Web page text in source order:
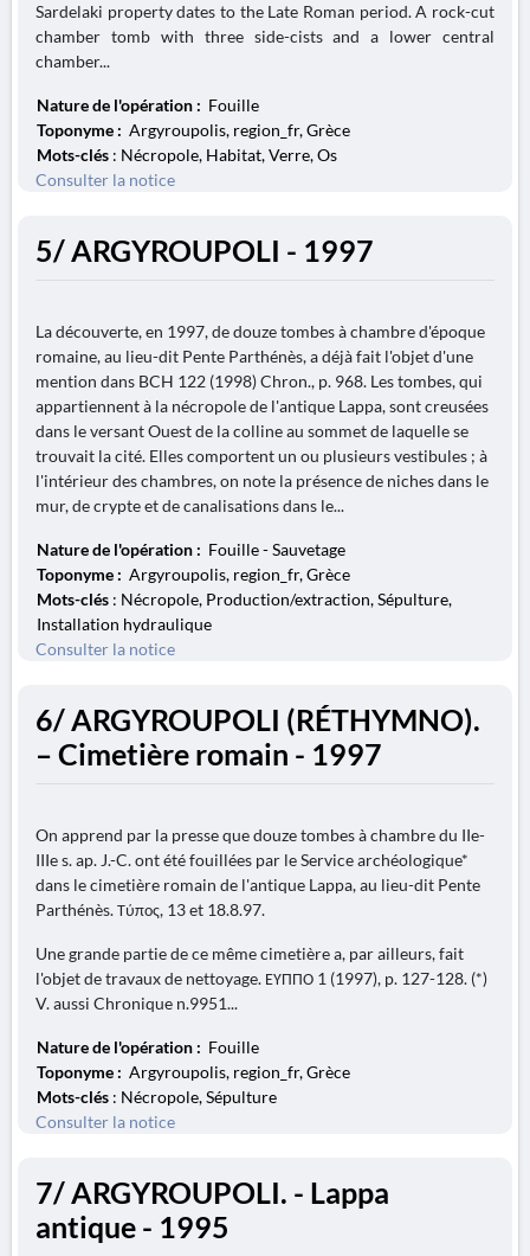
Sardelaki property dates to the Late Roman period. A rock-cut
chamber tomb with three side-cists and a lower central
chamber...
Nature de l'opération : Fouille
Toponyme : Argyroupolis, region_fr, Grèce
Mots-clés : Nécropole, Habitat, Verre, Os
Consulter la notice
5/ ARGYROUPOLI - 1997
La découverte, en 1997, de douze tombes à chambre d'époque
romaine, au lieu-dit Pente Parthénès, a déjà fait l'objet d'une
mention dans BCH 122 (1998) Chron., p. 968. Les tombes, qui
appartiennent à la nécropole de l'antique Lappa, sont creusées
dans le versant Ouest de la colline au sommet de laquelle se
trouvait la cité. Elles comportent un ou plusieurs vestibules ; à
l'intérieur des chambres, on note la présence de niches dans le
mur, de crypte et de canalisations dans le...
Nature de l'opération : Fouille - Sauvetage
Toponyme : Argyroupolis, region_fr, Grèce
Mots-clés : Nécropole, Production/extraction, Sépulture,
Installation hydraulique
Consulter la notice
6/ ARGYROUPOLI (RÉTHYMNO).
– Cimetière romain - 1997
On apprend par la presse que douze tombes à chambre du IIe-
IIIe s. ap. J.-C. ont été fouillées par le Service archéologique*
dans le cimetière romain de l'antique Lappa, au lieu-dit Pente
Parthénès. Τύπος, 13 et 18.8.97.
Une grande partie de ce même cimetière a, par ailleurs, fait
l'objet de travaux de nettoyage. ΕΥΠΠΟ 1 (1997), p. 127-128. (*)
V. aussi Chronique n.9951...
Nature de l'opération : Fouille
Toponyme : Argyroupolis, region_fr, Grèce
Mots-clés : Nécropole, Sépulture
Consulter la notice
7/ ARGYROUPOLI. - Lappa
antique - 1995